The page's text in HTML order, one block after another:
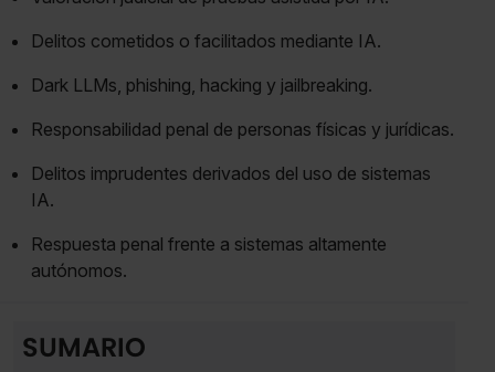
Delitos cometidos o facilitados mediante IA.
Dark LLMs, phishing, hacking y jailbreaking.
Responsabilidad penal de personas físicas y jurídicas.
Delitos imprudentes derivados del uso de sistemas
IA.
Respuesta penal frente a sistemas altamente
autónomos.
SUMARIO